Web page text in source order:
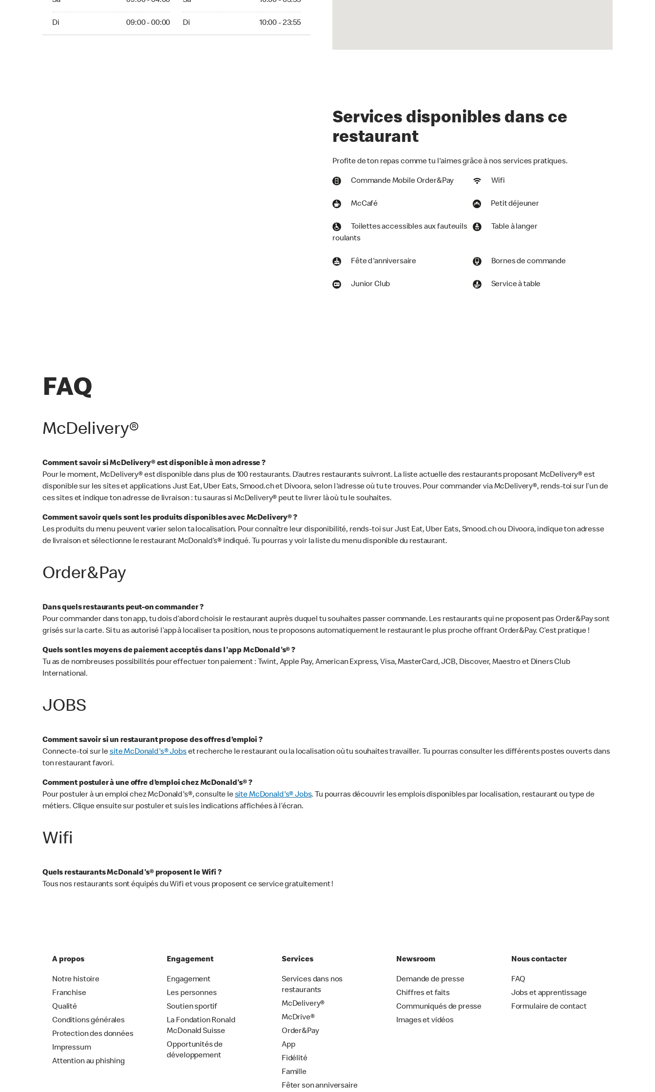
Di 09:00 - 00:00 Di 10:00 - 23:55
Services disponibles dans ce
restaurant
Profite de ton repas comme tu l'aimes grâce à nos services pratiques.
Commande Mobile Order&Pay Wifi
McCafé Petit déjeuner
Toilettes accessibles aux fauteuils
roulants
Table à langer
Fête d'anniversaire Bornes de commande
Junior Club Service à table
FAQ
McDelivery®
Comment savoir si McDelivery® est disponible à mon adresse ?
Pour le moment, McDelivery® est disponible dans plus de 100 restaurants. D’autres restaurants suivront. La liste actuelle des restaurants proposant McDelivery® est
disponible sur les sites et applications Just Eat, Uber Eats, Smood.ch et Divoora, selon l'adresse où tu te trouves. Pour commander via McDelivery®, rends-toi sur l’un de
ces sites et indique ton adresse de livraison : tu sauras si McDelivery® peut te livrer là où tu le souhaites.
Comment savoir quels sont les produits disponibles avec McDelivery® ?
Les produits du menu peuvent varier selon ta localisation. Pour connaître leur disponibilité, rends-toi sur Just Eat, Uber Eats, Smood.ch ou Divoora, indique ton adresse
de livraison et sélectionne le restaurant McDonald’s® indiqué. Tu pourras y voir la liste du menu disponible du restaurant.
Order&Pay
Dans quels restaurants peut-on commander ?
Pour commander dans ton app, tu dois d’abord choisir le restaurant auprès duquel tu souhaites passer commande. Les restaurants qui ne proposent pas Order&Pay sont
grisés sur la carte. Si tu as autorisé l’app à localiser ta position, nous te proposons automatiquement le restaurant le plus proche offrant Order&Pay. C’est pratique !
Quels sont les moyens de paiement acceptés dans l'app McDonald's® ?
Tu as de nombreuses possibilités pour effectuer ton paiement : Twint, Apple Pay, American Express, Visa, MasterCard, JCB, Discover, Maestro et Diners Club
International.
JOBS
Comment savoir si un restaurant propose des offres d’emploi ?
Connecte-toi sur lesite McDonald's® Jobset recherche le restaurant ou la localisation où tu souhaites travailler. Tu pourras consulter les différents postes ouverts dans
ton restaurant favori.
Comment postuler à une offre d’emploi chez McDonald's® ?
Pour postuler à un emploi chez McDonald's®, consulte lesite McDonald's® Jobs. Tu pourras découvrir les emplois disponibles par localisation, restaurant ou type de
métiers. Clique ensuite sur postuler et suis les indications affichées à l’écran.
Wifi
Quels restaurants McDonald's® proposent le Wifi ?
Tous nos restaurants sont équipés du Wifi et vous proposent ce service gratuitement !
A propos
Notre histoire
Franchise
Qualité
Conditions générales
Protection des données
Impressum
Attention au phishing
Engagement
Engagement
Les personnes
Soutien sportif
La Fondation Ronald
McDonald Suisse
Opportunités de
développement
Services
Services dans nos
restaurants
McDelivery®
McDrive®
Order&Pay
App
Fidélité
Famille
Fêter son anniversaire
Newsroom
Demande de presse
Chiffres et faits
Communiqués de presse
Images et vidéos
Nous contacter
FAQ
Jobs et apprentissage
Formulaire de contact